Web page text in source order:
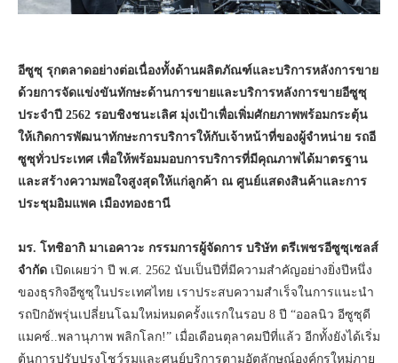
อีซูซุ รุกตลาดอย่างต่อเนื่องทั้งด้านผลิตภัณฑ์และบริการหลังการขาย
ด้วยการจัดแข่งขันทักษะด้านการขายและบริการหลังการขายอีซูซุ
ประจำปี 2562 รอบชิงชนะเลิศ มุ่งเป้าเพื่อเพิ่มศักยภาพพร้อมกระตุ้น
ให้เกิดการพัฒนาทักษะการบริการให้กับเจ้าหน้าที่ของผู้จำหน่าย รถอี
ซูซุทั่วประเทศ เพื่อให้พร้อมมอบการบริการที่มีคุณภาพได้มาตรฐาน
และสร้างความพอใจสูงสุดให้แก่ลูกค้า ณ ศูนย์แสดงสินค้าและการ
ประชุมอิมแพค เมืองทองธานี
มร. โทชิอากิ มาเอคาวะ กรรมการผู้จัดการ บริษัท ตรีเพชรอีซูซุเซลส์
จำกัด เปิดเผยว่า ปี พ.ศ. 2562 นับเป็นปีที่มีความสำคัญอย่างยิ่งปีหนึ่ง
ของธุรกิจอีซูซุในประเทศไทย เราประสบความสำเร็จในการแนะนำ
รถปิกอัพรุ่นเปลี่ยนโฉมใหม่หมดครั้งแรกในรอบ 8 ปี “ออลนิว อีซูซุดี
แมคซ์..พลานุภาพ พลิกโลก!” เมื่อเดือนตุลาคมปีที่แล้ว อีกทั้งยังได้เริ่ม
ต้นการปรับปรุงโชว์รูมและศูนย์บริการตามอัตลักษณ์องค์กรใหม่ภาย